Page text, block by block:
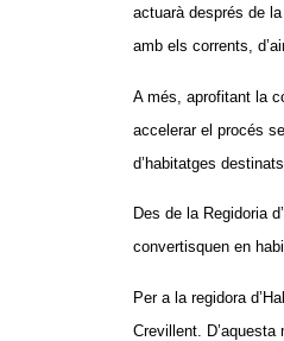
actuarà després de
amb els corrents,
A més, aprofitant la
accelerar el procés
d’habitatges
Des de la Regidoria
convertisquen en
Per a la regidora
Crevillent.